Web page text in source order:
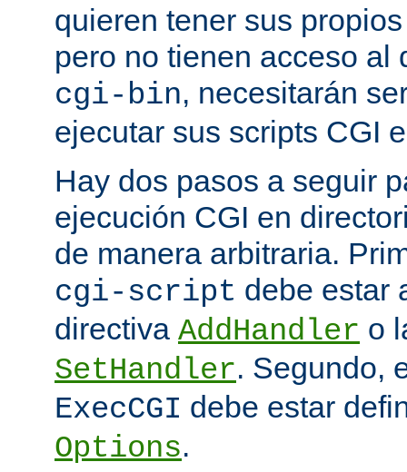
quieren tener sus
pero no tienen acceso al
cgi-bin, necesitarán
ejecutar sus scripts CGI
Hay dos pasos a seguir
ejecución CGI en
de manera arbitraria.
cgi-script debe estar
directiva AddHandler o
SetHandler. Segundo,
ExecCGI debe estar
Options.